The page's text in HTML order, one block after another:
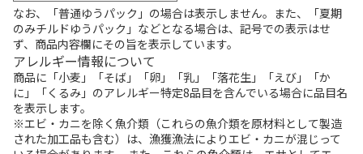
なお、「普通ゆうパック」の場合は表示しません。また、「夏期
のみチルドゆうパック」などとなる場合は、記号での表示はせ
ず、商品内容欄にその旨を表示しています。
アレルギー情報について
商品に「小麦」「そば」「卵」「乳」「落花生」「えび」「か
に」「くるみ」のアレルギー特定8品目を含んでいる場合に品目名
を表示します。
※エビ・カニを除く魚介類（これらの魚介類を原材料として製造
された加工品も含む）は、漁獲漁法によりエビ・カニが混じって